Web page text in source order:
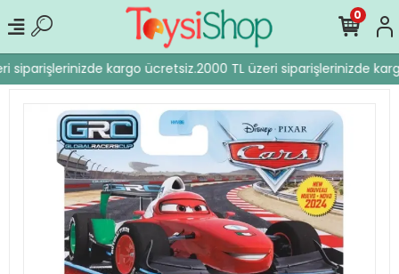
siparişlerinizde kargo ücretsiz.2000 TL üzeri siparişlerinizde
0